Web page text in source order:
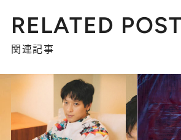
RELATED
関連記事